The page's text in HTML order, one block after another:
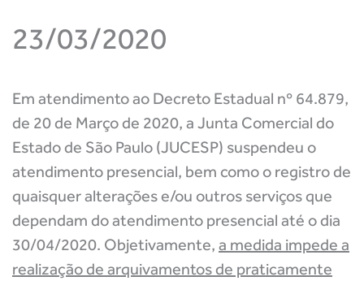
23/03/2020
Em atendimento ao Decreto Estadual nº 64.879,
de 20 de Março de 2020, a Junta Comercial do
Estado de São Paulo (JUCESP) suspendeu o
atendimento presencial, bem como o registro de
quaisquer alterações e/ou outros serviços que
dependam do atendimento presencial até o dia
30/04/2020. Objetivamente, a medida impede a
realização de arquivamentos de praticamente